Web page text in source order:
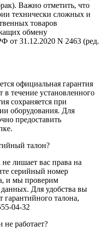
Важно отметить, что
технически сложных и
товаров
обмену
от 31.12.2020 N 2463 (ред.
официальная гарантия
в течение установленного
сохраняется при
оборудования. Для
предоставить
талон?
лишает вас права на
серийный номер
и мы проверим
Для удобства вы
гарантийного талона,
04-32
не работает?